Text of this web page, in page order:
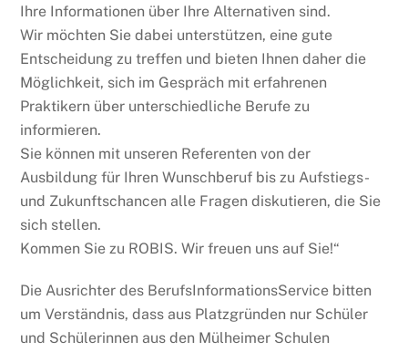
Ihre Informationen über Ihre Alternativen sind.
Wir möchten Sie dabei unterstützen, eine gute
Entscheidung zu treffen und bieten Ihnen daher die
Möglichkeit, sich im Gespräch mit erfahrenen
Praktikern über unterschiedliche Berufe zu
informieren.
Sie können mit unseren Referenten von der
Ausbildung für Ihren Wunschberuf bis zu Aufstiegs-
und Zukunftschancen alle Fragen diskutieren, die Sie
sich stellen.
Kommen Sie zu ROBIS. Wir freuen uns auf Sie!“
Die Ausrichter des BerufsInformationsService bitten
um Verständnis, dass aus Platzgründen nur Schüler
und Schülerinnen aus den Mülheimer Schulen